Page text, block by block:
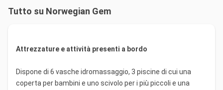
Tutto su Norwegian Gem
Attrezzature e attività presenti a bordo
Dispone di 6 vasche idromassaggio, 3 piscine di cui una
coperta per bambini e uno scivolo per i più piccoli e una